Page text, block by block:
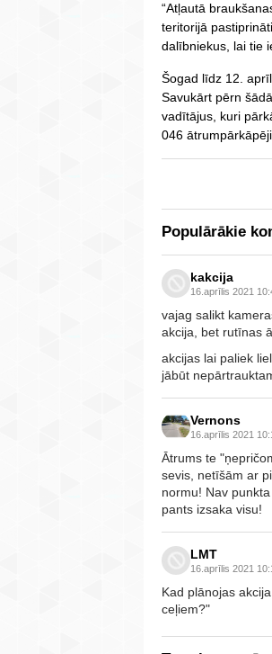
“Atļautā
teritorijā
dalībniekus, lai tie
Šogad līdz 12.
Savukārt pērn
vadītājus, kuri
046
Populārākie
kakcija
16.aprīlis 2021
vajag salikt
akcija, bet rutīnas
akcijas lai paliek
jābūt
Vernons
16.aprīlis 2021
Ātrums te
sevis, netīšām ar
normu! Nav
pants izsaka visu!
LMT
16.aprīlis 2021
Kad plānojas
ceļiem?"